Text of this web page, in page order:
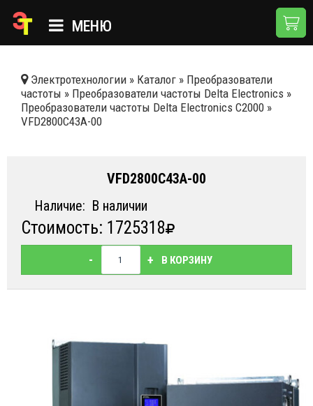
МЕНЮ
КАТАЛОГ
О КОМПАНИИ
ДОСТАВКА И ОПЛАТА
КОНТАКТЫ
Электротехнологии » Каталог » Преобразователи
частоты » Преобразователи частоты Delta Electronics »
Преобразователи частоты Delta Electronics C2000 »
VFD2800C43A-00
VFD2800C43A-00
Наличие: В наличии
Стоимость: 1725318
- + В КОРЗИНУ